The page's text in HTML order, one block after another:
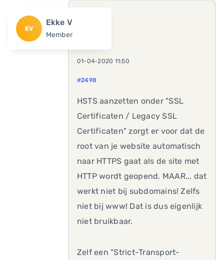
EV
Ekke V
Member
01-04-2020 11:50
#2498
HSTS aanzetten onder "SSL
Certificaten / Legacy SSL
Certificaten" zorgt er voor dat de
root van je website automatisch
naar HTTPS gaat als de site met
HTTP wordt geopend. MAAR... dat
werkt niet bij subdomains! Zelfs
niet bij www! Dat is dus eigenlijk
niet bruikbaar.
Zelf een "Strict-Transport-